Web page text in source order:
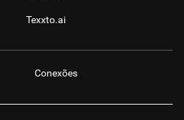
Texxto.ai
Conexões